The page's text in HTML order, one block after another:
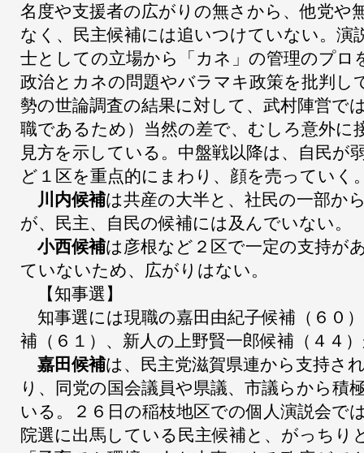
名度や支援者の広がりの無さから、他党や
なく、民主候補には追いつけていない。演
士としての立場から「カネ」の管理のプロ
政治とカネの問題やバラマキ政策を批判し
勢の世論調査の結果に対して、武村陣営で
職であるため）当然の差で、むしろ意外に
見方を示している。中盤戦以降は、自民が
ど１区を重点的にまわり、顔を売っていく
川内候補は共産の大半と、社民の一部か
が、民主、自民の候補には及んでいない。
小西候補は彦根など２区で一定の支持が
ていないため、広がりはない。
【知事選】
知事選には現職の嘉田由紀子候補（６０
補（６１）、新人の上野賢一郎候補（４４
嘉田候補は、民主党滋賀県連から支持さ
り、同党の国会議員や県議、市議らから積
いる。２６日の稲枝地区での個人演説会で
院選に出馬している民主候補と、がっちり